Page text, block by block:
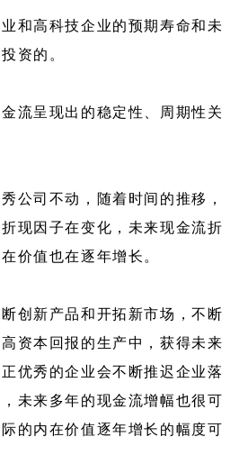
和高科技企业的预期寿命和未
资的。
流呈现出的稳定性、周期性关
公司不动，随着时间的推移，
现因子在变化，未来现金流折
价值也在逐年增长。
创新产品和开拓新市场，不断
资本回报的生产中，获得未来
优秀的企业会不断推迟企业落
未来多年的现金流增幅也很可
的内在价值逐年增长的幅度可